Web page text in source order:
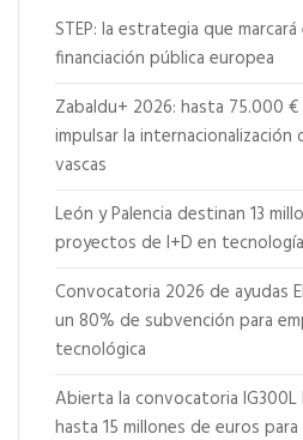
STEP: la estrategia que
financiación pública europea
Zabaldu+ 2026: hasta 75.000
impulsar la
vascas
León y Palencia destinan 13
proyectos de I+D en
Convocatoria 2026 de ayudas
un 80% de subvención para
tecnológica
Abierta la convocatoria IG300L
hasta 15 millones de euros